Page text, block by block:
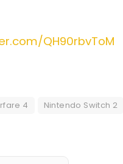
QH90rbvToM
4
Nintendo Switch 2